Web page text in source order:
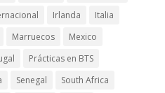
Irlanda
Italia
Marruecos
Mexico
Prácticas en BTS
Senegal
South Africa